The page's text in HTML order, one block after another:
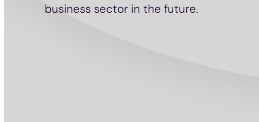
business sector in the future.